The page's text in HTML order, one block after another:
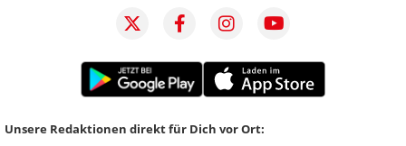
Unsere Redaktionen direkt für Dich vor Ort: